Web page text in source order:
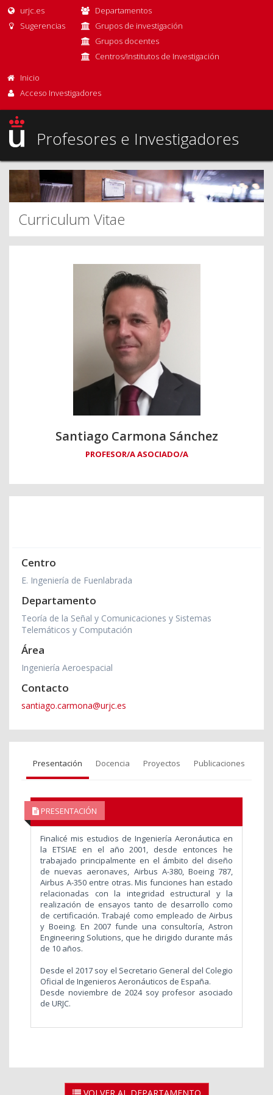
urjc.es
Sugerencias
Departamentos
Grupos de investigación
Grupos docentes
Centros/Institutos de Investigación
Inicio
Acceso Investigadores
Profesores e Investigadores
Curriculum Vitae
Santiago Carmona Sánchez
PROFESOR/A ASOCIADO/A
Centro
E. Ingeniería de Fuenlabrada
Departamento
Teoría de la Señal y Comunicaciones y Sistemas
Telemáticos y Computación
Área
Ingeniería Aeroespacial
Contacto
santiago.carmona@urjc.es
Presentación Docencia Proyectos Publicaciones
PRESENTACIÓN
Finalicé mis estudios de Ingeniería Aeronáutica en
la ETSIAE en el año 2001, desde entonces he
trabajado principalmente en el ámbito del diseño
de nuevas aeronaves, Airbus A-380, Boeing 787,
Airbus A-350 entre otras. Mis funciones han estado
relacionadas con la integridad estructural y la
realización de ensayos tanto de desarrollo como
de certificación. Trabajé como empleado de Airbus
y Boeing. En 2007 funde una consultoría, Astron
Engineering Solutions, que he dirigido durante más
de 10 años.
Desde el 2017 soy el Secretario General del Colegio
Oficial de Ingenieros Aeronáuticos de España.
Desde noviembre de 2024 soy profesor asociado
de URJC.